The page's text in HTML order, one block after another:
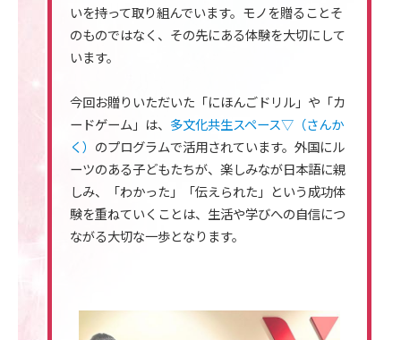
いを持って取り組んでいます。モノを贈ることそ
のものではなく、その先にある体験を大切にして
います。
今回お贈りいただいた「にほんごドリル」や「カ
ードゲーム」は、 多文化共生スペース▽（さんか
く） のプログラムで活用されています。外国にル
ーツのある子どもたちが、楽しみなが日本語に親
しみ、「わかった」「伝えられた」という成功体
験を重ねていくことは、生活や学びへの自信につ
ながる大切な一歩となります。